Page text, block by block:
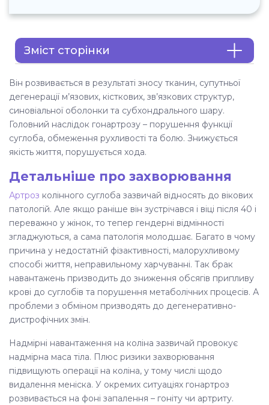
Зміст сторінки
Детальніше про захворювання
Фактори ризику
Симптоми
Як проводиться терапія
Профілактика
Поради та рекомендації
Ускладнення
Лікування гонартрозу колінного суглоба
у Києві
Гонартроз колінного суглоба - лікування у
Києві - ціна
Часті запитання
Він розвивається в результаті зносу тканин, супутньої
дегенерації м’язових, кісткових, зв’язкових структур,
синовіальної оболонки та субхондрального шару.
Головний наслідок гонартрозу – порушення функції
суглоба, обмеження рухливості та болю. Знижується
якість життя, порушується хода.
Детальніше про захворювання
Артроз колінного суглоба зазвичай відносять до вікових
патологій. Але якщо раніше він зустрічався і віці після 40 і
переважно у жінок, то тепер гендерні відмінності
згладжуються, а сама патологія молодшає. Багато в чому
причина у недостатній фізактивності, малорухливому
способі життя, неправильному харчуванні. Так брак
навантажень призводить до зниження обсягів припливу
крові до суглобів та порушення метаболічних процесів. А
проблеми з обміном призводять до дегенеративно-
дистрофічних змін.
Надмірні навантаження на коліна зазвичай провокує
надмірна маса тіла. Плюс ризики захворювання
підвищують операції на коліна, у тому числі щодо
видалення меніска. У окремих ситуаціях гонартроз
розвивається на фоні запалення – гоніту чи артриту.